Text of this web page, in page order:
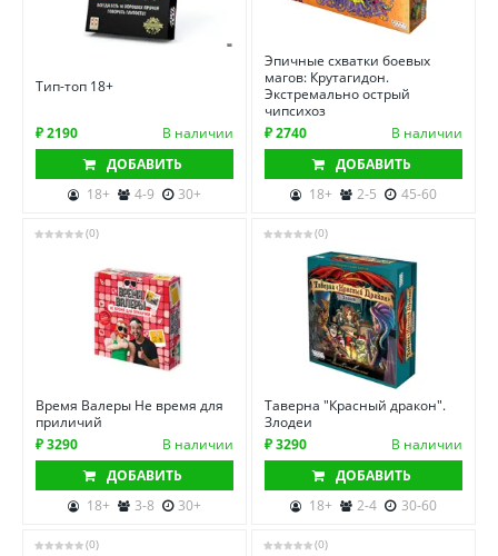
Тип-топ 18+
₽ 2190
В наличии
ДОБАВИТЬ
18+
4-9 30+
Эпичные схватки боевых
магов: Крутагидон.
Экстремально острый
чипсихоз
₽ 2740
В наличии
ДОБАВИТЬ
18+
2-5 45-60
(0)
Время Валеры Не время для
приличий
₽ 3290
В наличии
ДОБАВИТЬ
18+
3-8 30+
(0)
Таверна "Красный дракон".
Злодеи
₽ 3290
В наличии
ДОБАВИТЬ
18+
2-4 30-60
(0) (0)